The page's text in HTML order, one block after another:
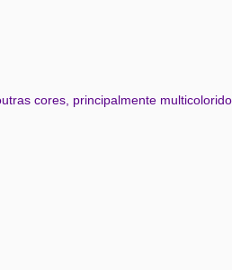
cores, principalmente